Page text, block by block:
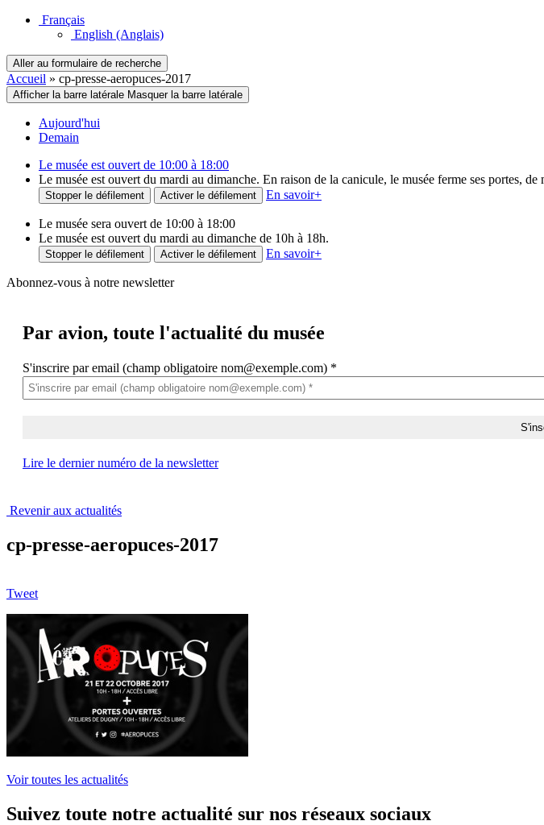
Français
English (Anglais)
Aller au formulaire de recherche
Accueil » cp-presse-aeropuces-2017
Afficher la barre latérale Masquer la barre latérale
Aujourd'hui
Demain
Le musée est ouvert de 10:00 à 18:00
Le musée est ouvert du mardi au dimanche. En raison de la canicule, le musée ferme ses portes,
Stopper le défilement Activer le défilement En savoir+
Le musée sera ouvert de 10:00 à 18:00
Le musée est ouvert du mardi au dimanche de 10h à 18h.
Stopper le défilement Activer le défilement En savoir+
Abonnez-vous à notre newsletter
Par avion, toute l'actualité du musée
S'inscrire par email (champ obligatoire nom@exemple.com) *
Lire le dernier numéro de la newsletter
Revenir aux actualités
cp-presse-aeropuces-2017
Tweet
Voir toutes les actualités
Suivez toute notre actualité sur nos réseaux sociaux